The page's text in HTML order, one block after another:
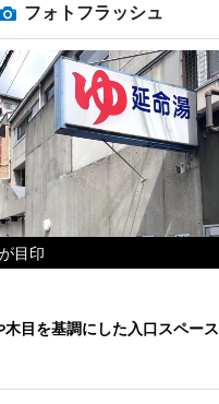
フォトフラッシュ
目印
木目を基調にした入口スペース